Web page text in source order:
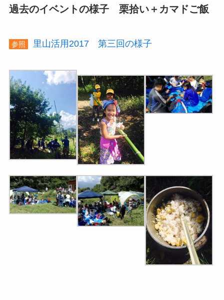
過去のイベントの様子 栗拾い＋カマドご飯
参照 里山活用2017 第三回の様子